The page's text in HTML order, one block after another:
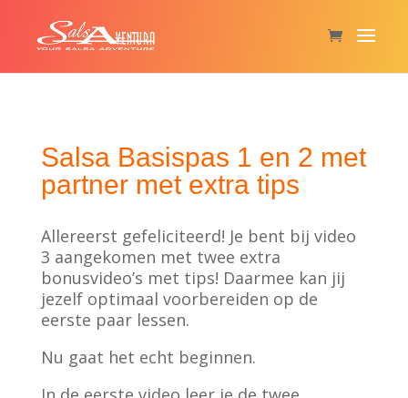
Salsa Basispas 1 en 2 met
partner met extra tips
Allereerst gefeliciteerd! Je bent bij video
3 aangekomen met twee extra
bonusvideo’s met tips! Daarmee kan jij
jezelf optimaal voorbereiden op de
eerste paar lessen.
Nu gaat het echt beginnen.